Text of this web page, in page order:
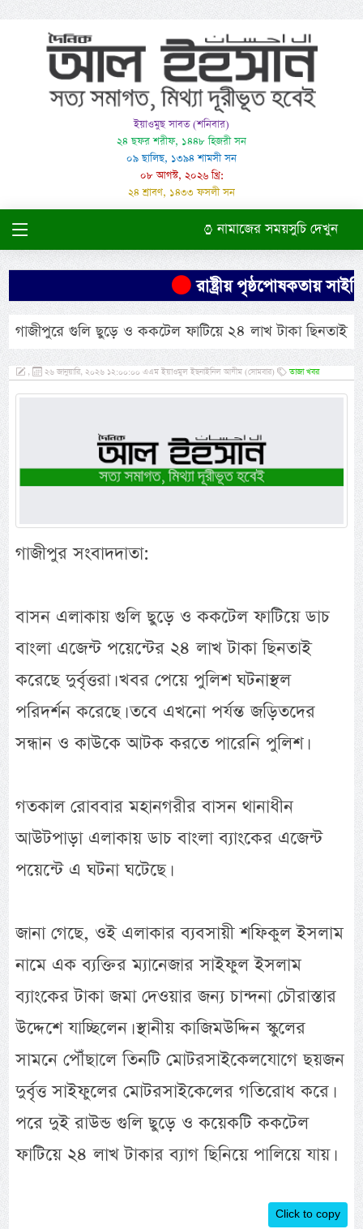
ইয়াওমুছ সাবত (শনিবার)
২৪ ছফর শরীফ, ১৪৪৮ হিজরী সন
০৯ ছালিছ, ১৩৯৪ শামসী সন
০৮ আগস্ট, ২০২৬ খ্রি:
২৪ শ্রাবণ, ১৪৩৩ ফসলী সন
নামাজের সময়সুচি দেখুন
রাষ্ট্রীয় পৃষ্ঠপোষকতায়
গাজীপুরে গুলি ছুড়ে ও ককটেল ফাটিয়ে ২৪ লাখ টাকা ছিনতাই
, ২৬ জানুয়ারি, ২০২৬ ১২:০০:০০ এএম ইয়াওমুল ইছনাইনিল আযীম (সোমবার) তাজা খবর
গাজীপুর সংবাদদাতা:
বাসন এলাকায় গুলি ছুড়ে ও ককটেল ফাটিয়ে ডাচ
বাংলা এজেন্ট পয়েন্টের ২৪ লাখ টাকা ছিনতাই
করেছে দুর্বৃত্তরা। খবর পেয়ে পুলিশ ঘটনাস্থল
পরিদর্শন করেছে। তবে এখনো পর্যন্ত জড়িতদের
সন্ধান ও কাউকে আটক করতে পারেনি পুলিশ।
গতকাল রোববার মহানগরীর বাসন থানাধীন
আউটপাড়া এলাকায় ডাচ বাংলা ব্যাংকের এজেন্ট
পয়েন্টে এ ঘটনা ঘটেছে।
জানা গেছে, ওই এলাকার ব্যবসায়ী শফিকুল ইসলাম
নামে এক ব্যক্তির ম্যানেজার সাইফুল ইসলাম
ব্যাংকের টাকা জমা দেওয়ার জন্য চান্দনা চৌরাস্তার
উদ্দেশে যাচ্ছিলেন। স্থানীয় কাজিমউদ্দিন স্কুলের
সামনে পৌঁছালে তিনটি মোটরসাইকেলযোগে ছয়জন
দুর্বৃত্ত সাইফুলের মোটরসাইকেলের গতিরোধ করে।
পরে দুই রাউন্ড গুলি ছুড়ে ও কয়েকটি ককটেল
ফাটিয়ে ২৪ লাখ টাকার ব্যাগ ছিনিয়ে পালিয়ে যায়।
Click to copy